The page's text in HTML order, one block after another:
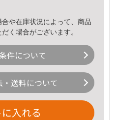
や在庫状況によって、商品
く場合がございます。
件について
送料について
入れる